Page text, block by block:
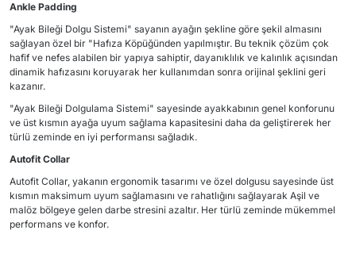
Ankle Padding
"Ayak Bileği Dolgu Sistemi" sayanın ayağın şekline göre şekil almasını
sağlayan özel bir "Hafıza Köpüğünden yapılmıştır. Bu teknik çözüm çok
hafif ve nefes alabilen bir yapıya sahiptir, dayanıklılık ve kalınlık açısından
dinamik hafızasını koruyarak her kullanımdan sonra orijinal şeklini geri
kazanır.
"Ayak Bileği Dolgulama Sistemi" sayesinde ayakkabının genel konforunu
ve üst kısmın ayağa uyum sağlama kapasitesini daha da geliştirerek her
türlü zeminde en iyi performansı sağladık.
Autofit Collar
Autofit Collar, yakanın ergonomik tasarımı ve özel dolgusu sayesinde üst
kısmın maksimum uyum sağlamasını ve rahatlığını sağlayarak Aşil ve
malöz bölgeye gelen darbe stresini azaltır. Her türlü zeminde mükemmel
performans ve konfor.